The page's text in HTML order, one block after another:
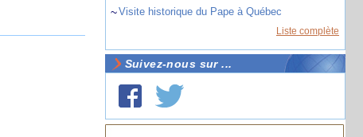
~Visite historique du Pape à Québec
Liste complète
Suivez-nous sur ...